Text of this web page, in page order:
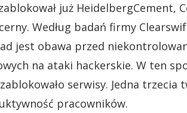
już HeidelbergCement,
Według badań firmy
jest obawa przed
na ataki hackerskie. W ten
serwisy. Jedna trzecia
pracowników.